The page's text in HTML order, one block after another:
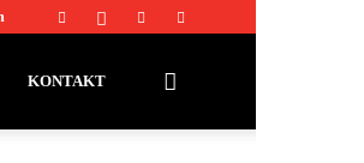
KONTAKT